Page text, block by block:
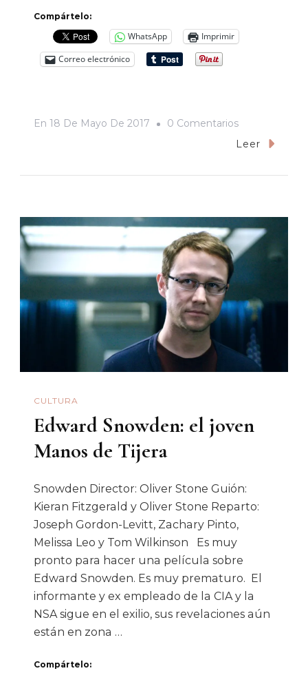
Compártelo:
WhatsApp
Imprimir
Correo electrónico
En 18 De Mayo De 2017 0 ComentariosEn
«Alien:
Espacio
Leer
CULTURA
Edward Snowden: el joven
Manos de Tijera
Snowden Director: Oliver Stone Guión:
Kieran Fitzgerald y Oliver Stone Reparto:
Joseph Gordon-Levitt, Zachary Pinto,
Melissa Leo y Tom Wilkinson Es muy
pronto para hacer una película sobre
Edward Snowden. Es muy prematuro. El
informante y ex empleado de la CIA y la
NSA sigue en el exilio, sus revelaciones aún
están en zona …
Compártelo: